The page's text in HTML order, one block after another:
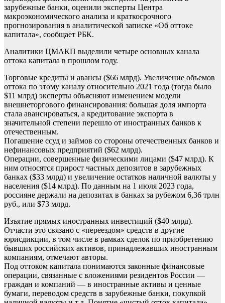
зарубежные банки, оценили эксперты Центра
макроэкономического анализа и краткосрочного
прогнозирования в аналитической записке «Об оттоке
капитала», сообщает РБК.
Аналитики ЦМАКП выделили четыре основных канала
оттока капитала в прошлом году.
Торговые кредиты и авансы ($66 млрд). Увеличение объемов
оттока по этому каналу относительно 2021 года (тогда было
$11 млрд) эксперты объясняют изменением модели
внешнеторгового финансирования: большая доля импорта
стала авансироваться, а кредитование экспорта в
значительной степени перешло от иностранных банков к
отечественным.
Погашение ссуд и займов со стороны отечественных банков и
нефинансовых предприятий ($62 млрд).
Операции, совершенные физическими лицами ($47 млрд). К
ним относятся прирост частных депозитов в зарубежных
банках ($33 млрд) и увеличение остатков наличной валюты у
населения ($14 млрд). По данным на 1 июля 2023 года,
россияне держали на депозитах в банках за рубежом 6,36 трлн
руб., или $73 млрд.
Изъятие прямых иностранных инвестиций ($40 млрд).
Отчасти это связано с «переездом» средств в другие
юрисдикции, в том числе в рамках сделок по приобретению
бывших российских активов, принадлежавших иностранным
компаниям, отмечают авторы.
Под оттоком капитала понимаются законные финансовые
операции, связанные с вложениями резидентов России —
граждан и компаний — в иностранные активы и ценные
бумаги, переводом средств в зарубежные банки, покупкой